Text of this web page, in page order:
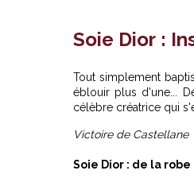
Soie Dior :
Tout simplement
éblouir plus d'une...
célèbre créatrice qui
Victoire de Castellane
Soie Dior : de la